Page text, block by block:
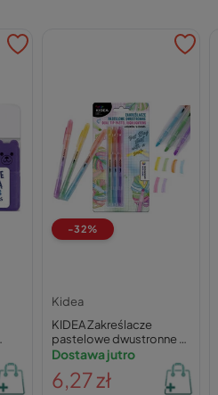
-32%
Kidea
KIDEA Zakreślacze
pastelowe dwustronne 6
kolorów
Dostawa jutro
6,27 zł